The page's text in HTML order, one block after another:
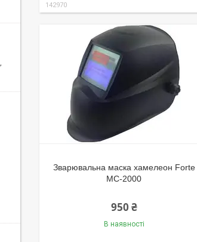
142970
Зварювальна маска хамелеон Forte
МС-2000
950 ₴
В наявності